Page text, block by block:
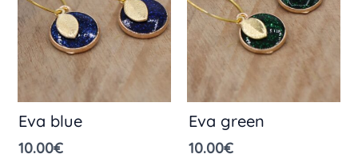
Eva blue
10.00€
Eva green
10.00€